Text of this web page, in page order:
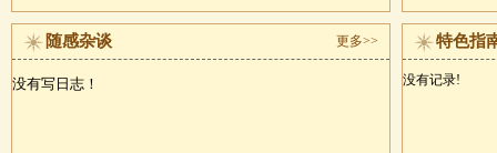
更多>>
随感杂谈
没有写日志！
特色指
没有记录!